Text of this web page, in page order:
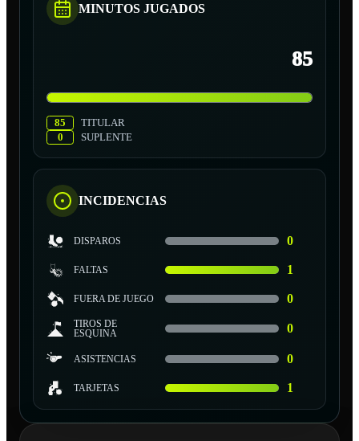
MINUTOS JUGADOS
85
85
TITULAR
0
SUPLENTE
INCIDENCIAS
DISPAROS 0
FALTAS 1
FUERA DE JUEGO 0
TIROS DE
ESQUINA
0
ASISTENCIAS 0
TARJETAS 1